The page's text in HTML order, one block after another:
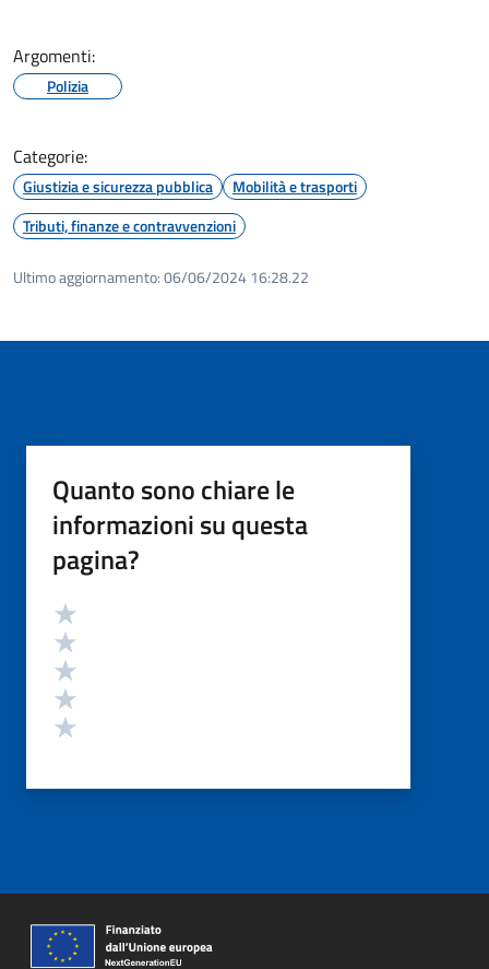
Argomenti:
Polizia
Categorie:
Giustizia e sicurezza pubblica
Mobilità e trasporti
Tributi, finanze e contravvenzioni
Ultimo aggiornamento:06/06/2024 16:28.22
Quanto sono chiare le
informazioni su questa
pagina?
Valutazione